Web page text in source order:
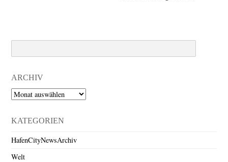
ARCHIV
Archiv
KATEGORIEN
HafenCityNewsArchiv
Welt